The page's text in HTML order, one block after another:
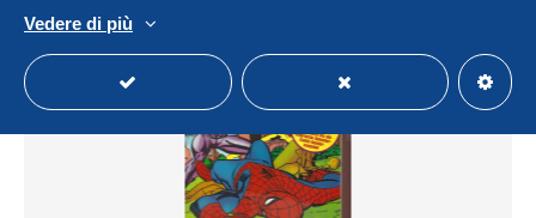
Vedere di più